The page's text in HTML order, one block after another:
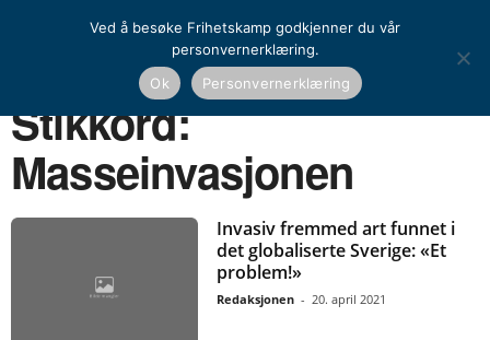
Masseinvasjonen
Stikkord:
Masseinvasjonen
Invasiv fremmed art funnet i
det globaliserte Sverige: «Et
problem!»
Redaksjonen - 20. april 2021
Ved å besøke Frihetskamp godkjenner du vår
personvernerklæring.
Ok
Personvernerklæring